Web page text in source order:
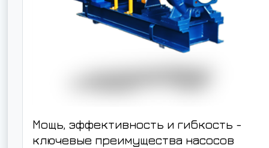
Мощь, эффективность и гибкость -
ключевые преимущества насосов